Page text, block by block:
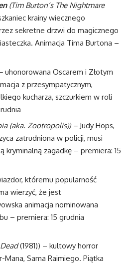
(Tim Burton’s The Nightmare
krainy wiecznego
sekretne drzwi do magicznego
Animacja Tima Burtona –
uhonorowana Oscarem i Złotym
z przesympatycznym,
kucharza, szczurkiem w roli
(aka. Zootropolis)) – Judy Hops,
zatrudniona w policji, musi
kryminalną zagadkę – premiera: 15
któremu popularność
wierzyć, że jest
animacja nominowana
– premiera: 15 grudnia
(1981)) – kultowy horror
Sama Raimiego. Piątka